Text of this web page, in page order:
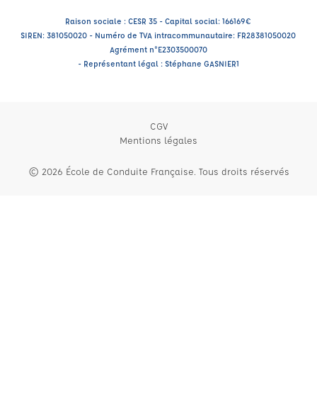
Raison sociale : CESR 35 - Capital social: 166169€
SIREN: 381050020 - Numéro de TVA intracommunautaire: FR28381050020
Agrément n°E2303500070
- Représentant légal : Stéphane GASNIER1
CGV
Mentions légales
© 2026 École de Conduite Française. Tous droits réservés